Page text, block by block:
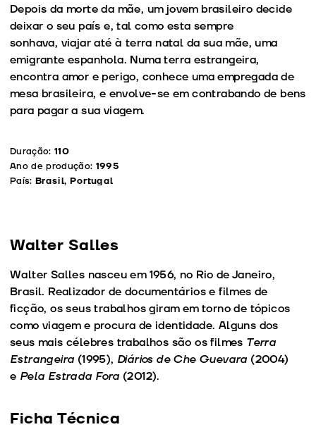
Depois da morte da mãe, um jovem brasileiro decide
deixar o seu país e, tal como esta sempre
sonhava, viajar até à terra natal da sua mãe, uma
emigrante espanhola. Numa terra estrangeira,
encontra amor e perigo, conhece uma empregada de
mesa brasileira, e envolve-se em contrabando de bens
para pagar a sua viagem.
Duração: 110
Ano de produção: 1995
País: Brasil, Portugal
Walter Salles
Walter Salles nasceu em 1956, no Rio de Janeiro,
Brasil. Realizador de documentários e filmes de
ficção, os seus trabalhos giram em torno de tópicos
como viagem e procura de identidade. Alguns dos
seus mais célebres trabalhos são os filmes Terra
Estrangeira (1995), Diários de Che Guevara (2004)
e Pela Estrada Fora (2012).
Ficha Técnica